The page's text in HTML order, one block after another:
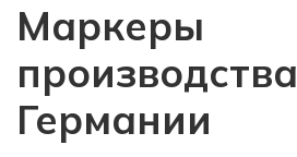
Маркеры
производства
Германии